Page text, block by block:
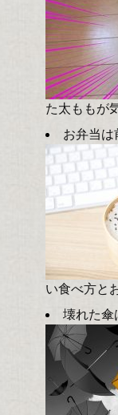
た太ももが
お弁当は
い食べ方と
壊れた傘